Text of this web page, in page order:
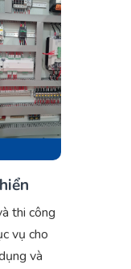
thi công
vụ cho
và